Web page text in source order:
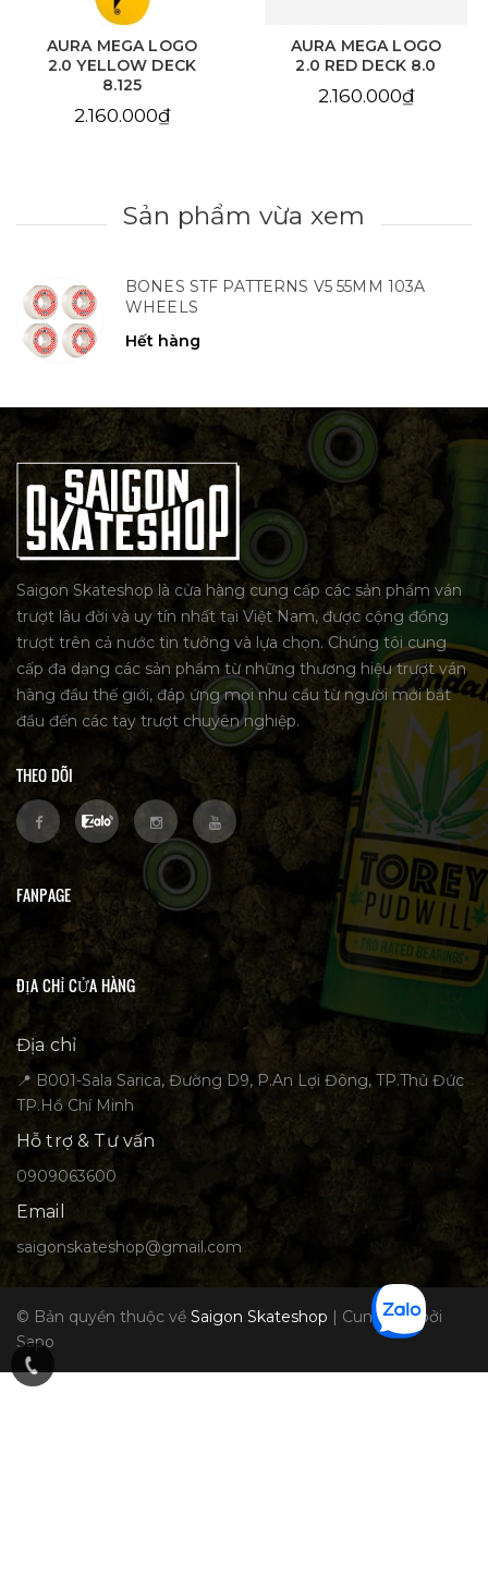
AURA MEGA LOGO
2.0 RED DECK 8.0
2.160.000₫
AURA CHAIN EYE
LOVE SKY BLUE DECK
8.125
Sản phẩm vừa xem
BONES STF PATTERNS V5 55MM 103A
WHEELS
Hết hàng
Saigon Skateshop là cửa hàng cung cấp các sản phẩm ván
trượt lâu đời và uy tín nhất tại Việt Nam, được cộng đồng
trượt trên cả nước tin tưởng và lựa chọn. Chúng tôi cung
cấp đa dạng các sản phẩm từ những thương hiệu trượt ván
hàng đầu thế giới, đáp ứng mọi nhu cầu từ người mới bắt
đầu đến các tay trượt chuyên nghiệp.
THEO DÕI
FANPAGE
ĐỊA CHỈ CỬA HÀNG
Địa chỉ
📍 B001-Sala Sarica, Đường D9, P.An Lợi Đông, TP.Thủ Đức
TP.Hồ Chí Minh
Hỗ trợ & Tư vấn
0909063600
Email
saigonskateshop@gmail.com
© Bản quyền thuộc về Saigon Skateshop | Cung cấp bởi
Sapo